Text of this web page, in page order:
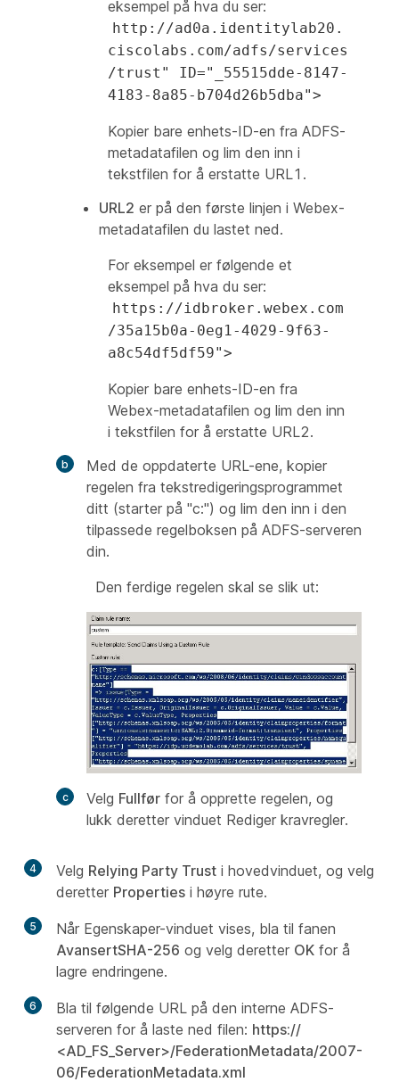
eksempel på hva du ser:
http://ad0a.identitylab20.
ciscolabs.com/adfs/services
/trust" ID="_55515dde-8147-
4183-8a85-b704d26b5dba">
Kopier bare enhets-ID-en fra ADFS-
metadatafilen og lim den inn i
tekstfilen for å erstatte URL1.
URL2 er på den første linjen i Webex-
metadatafilen du lastet ned.
For eksempel er følgende et
eksempel på hva du ser:
https://idbroker.webex.com
/35a15b0a-0eg1-4029-9f63-
a8c54df5df59">
Kopier bare enhets-ID-en fra
Webex-metadatafilen og lim den inn
i tekstfilen for å erstatte URL2.
Med de oppdaterte URL-ene, kopier
regelen fra tekstredigeringsprogrammet
ditt (starter på "c:") og lim den inn i den
tilpassede regelboksen på ADFS-serveren
din.
Den ferdige regelen skal se slik ut:
Velg Fullfør for å opprette regelen, og
lukk deretter vinduet Rediger kravregler.
4 Velg Relying Party Trust i hovedvinduet, og velg
deretter Properties i høyre rute.
5
Når Egenskaper-vinduet vises, bla til fanen
AvansertSHA-256 og velg deretter OK for å
lagre endringene.
6
Bla til følgende URL på den interne ADFS-
serveren for å laste ned filen: https://
<AD_FS_Server>/FederationMetadata/2007-
06/FederationMetadata.xml